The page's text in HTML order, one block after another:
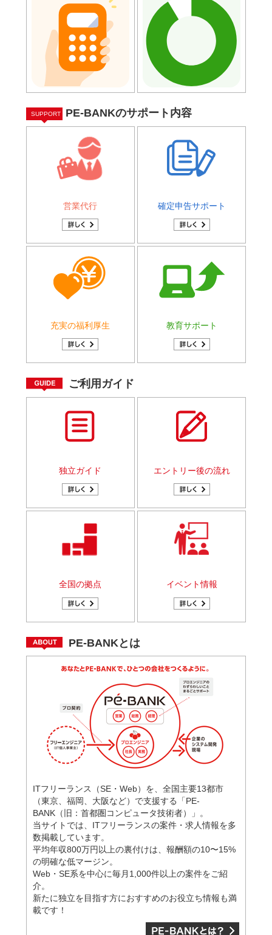
SUPPORT PE-BANKのサポート内容
営業代行 確定申告サポート
充実の福利厚生 教育サポート
ご利用ガイド
独立ガイド エントリー後の流れ
全国の拠点 イベント情報
PE-BANKとは
ITフリーランス（SE・Web）を、全国主要13都市
（東京、福岡、大阪など）で支援する「PE-
BANK（旧：首都圏コンピュータ技術者）」。
当サイトでは、ITフリーランスの案件・求人情報を多
数掲載しています。
平均年収800万円以上の裏付けは、報酬額の10〜15%
の明確な低マージン。
Web・SE系を中心に毎月1,000件以上の案件をご紹
介。
新たに独立を目指す方におすすめのお役立ち情報も満
載です！